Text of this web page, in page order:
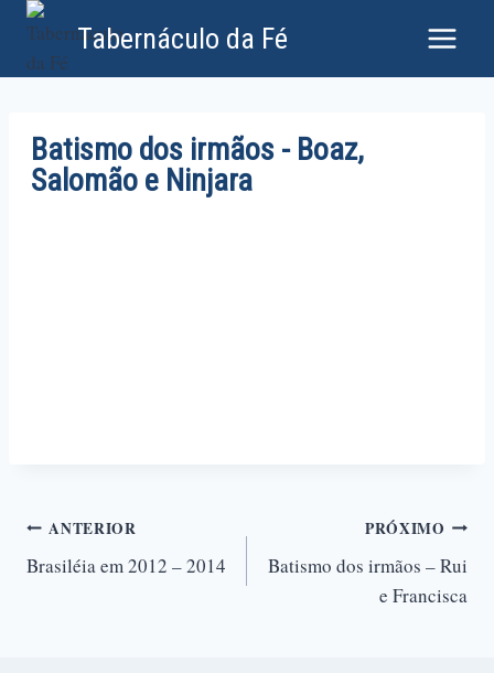
Tabernáculo da Fé
Batismo dos irmãos - Boaz,
Salomão e Ninjara
ANTERIOR
Brasiléia em 2012 – 2014
PRÓXIMO
Batismo dos irmãos – Rui
e Francisca